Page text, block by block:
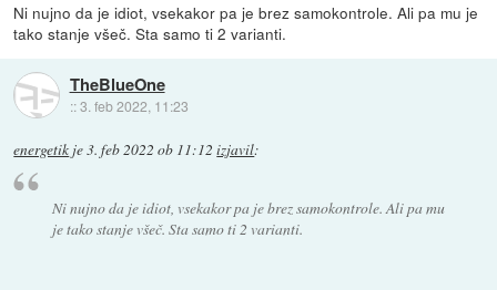
Ni nujno da je idiot, vsekakor pa je brez samokontrole. Ali pa mu je
tako stanje všeč. Sta samo ti 2 varianti.
TheBlueOne
::3. feb 2022, 11:23
energetik je3. feb 2022 ob 11:12 izjavil:
Ni nujno da je idiot, vsekakor pa je brez samokontrole. Ali pa mu
je tako stanje všeč. Sta samo ti 2 varianti.